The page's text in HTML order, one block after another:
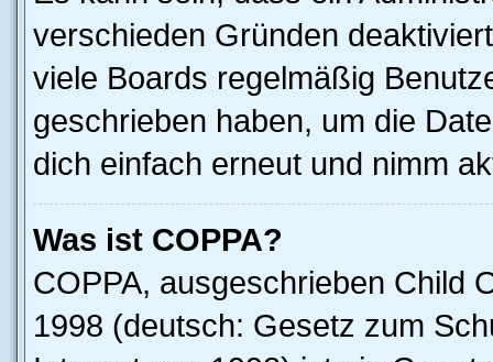
verschieden Gründen
viele Boards regelmäßig
geschrieben haben, um die
dich einfach erneut und nimm
Was ist COPPA?
COPPA, ausgeschrieben Child
1998 (deutsch: Gesetz zum